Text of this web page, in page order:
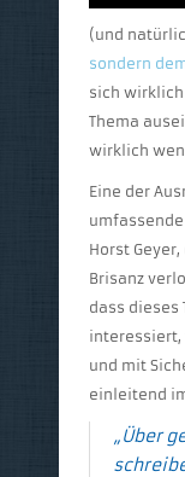
(und
sondern
sich
Thema
wirklich
Eine der
umfassende
Horst
Brisanz
dass dieses
interessiert,
und mit
einleitend
„Über